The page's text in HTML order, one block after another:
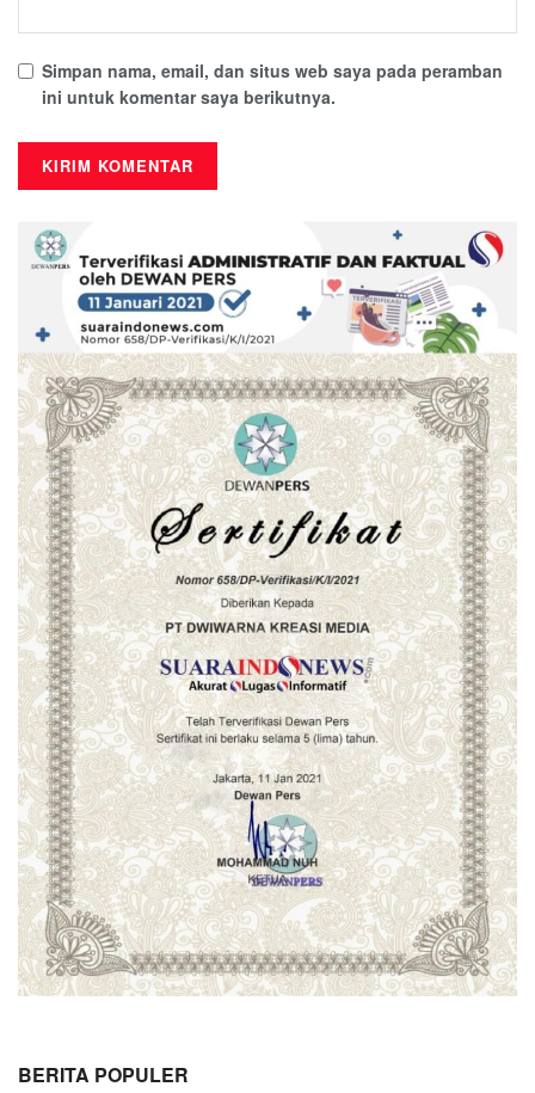
Simpan nama, email, dan situs web saya pada peramban
ini untuk komentar saya berikutnya.
BERITA POPULER